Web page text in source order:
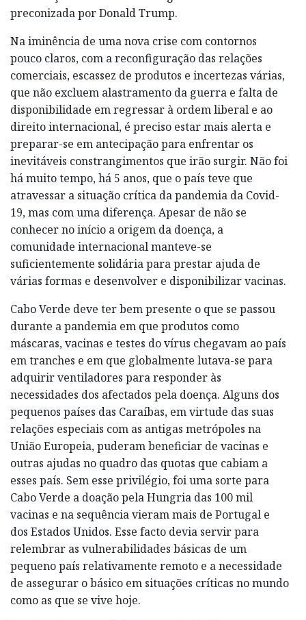
preconizada por Donald Trump.
Na iminência de uma nova crise com contornos
pouco claros, com a reconfiguração das relações
comerciais, escassez de produtos e incertezas várias,
que não excluem alastramento da guerra e falta de
disponibilidade em regressar à ordem liberal e ao
direito internacional, é preciso estar mais alerta e
preparar-se em antecipação para enfrentar os
inevitáveis constrangimentos que irão surgir. Não foi
há muito tempo, há 5 anos, que o país teve que
atravessar a situação crítica da pandemia da Covid-
19, mas com uma diferença. Apesar de não se
conhecer no início a origem da doença, a
comunidade internacional manteve-se
suficientemente solidária para prestar ajuda de
várias formas e desenvolver e disponibilizar vacinas.
Cabo Verde deve ter bem presente o que se passou
durante a pandemia em que produtos como
máscaras, vacinas e testes do vírus chegavam ao país
em tranches e em que globalmente lutava-se para
adquirir ventiladores para responder às
necessidades dos afectados pela doença. Alguns dos
pequenos países das Caraíbas, em virtude das suas
relações especiais com as antigas metrópoles na
União Europeia, puderam beneficiar de vacinas e
outras ajudas no quadro das quotas que cabiam a
esses país. Sem esse privilégio, foi uma sorte para
Cabo Verde a doação pela Hungria das 100 mil
vacinas e na sequência vieram mais de Portugal e
dos Estados Unidos. Esse facto devia servir para
relembrar as vulnerabilidades básicas de um
pequeno país relativamente remoto e a necessidade
de assegurar o básico em situações críticas no mundo
como as que se vive hoje.